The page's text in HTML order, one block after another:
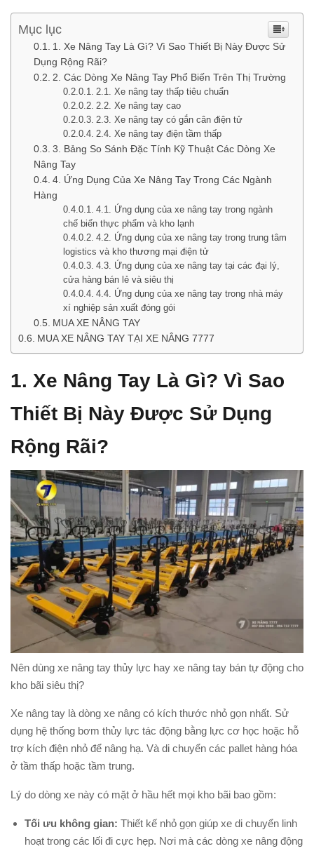
Mục lục
1. Xe Nâng Tay Là Gì? Vì Sao Thiết Bị Này Được Sử
Dụng Rộng Rãi?
2. Các Dòng Xe Nâng Tay Phổ Biến Trên Thị Trường
2.1. Xe nâng tay thấp tiêu chuẩn
2.2. Xe nâng tay cao
2.3. Xe nâng tay có gắn cân điện tử
2.4. Xe nâng tay điện tầm thấp
3. Bảng So Sánh Đặc Tính Kỹ Thuật Các Dòng Xe
Nâng Tay
4. Ứng Dụng Của Xe Nâng Tay Trong Các Ngành
Hàng
4.1. Ứng dụng của xe nâng tay trong ngành
chế biến thực phẩm và kho lạnh
4.2. Ứng dụng của xe nâng tay trong trung tâm
logistics và kho thương mại điện tử
4.3. Ứng dụng của xe nâng tay tại các đại lý,
cửa hàng bán lẻ và siêu thị
4.4. Ứng dụng của xe nâng tay trong nhà máy
xí nghiệp sản xuất đóng gói
MUA XE NÂNG TAY
MUA XE NÂNG TAY TẠI XE NÂNG 7777
1. Xe Nâng Tay Là Gì? Vì Sao
Thiết Bị Này Được Sử Dụng
Rộng Rãi?
Nên dùng xe nâng tay thủy lực hay xe nâng tay bán tự động cho
kho bãi siêu thị?
Xe nâng tay là dòng xe nâng có kích thước nhỏ gọn nhất. Sử
dụng hệ thống bơm thủy lực tác động bằng lực cơ học hoặc hỗ
trợ kích điện nhỏ để nâng hạ. Và di chuyển các pallet hàng hóa
ở tầm thấp hoặc tầm trung.
Lý do dòng xe này có mặt ở hầu hết mọi kho bãi bao gồm:
Tối ưu không gian: Thiết kế nhỏ gọn giúp xe di chuyển linh
hoạt trong các lối đi cực hẹp. Nơi mà các dòng xe nâng động